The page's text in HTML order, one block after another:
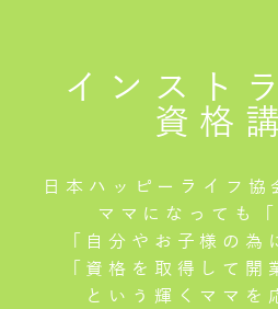
インスト
資格
日本ハッピーライフ協
ママになっても
「自分やお子様の為
「資格を取得して開
という輝くママを